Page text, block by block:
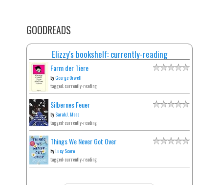
GOODREADS
Elizzy's bookshelf: currently-reading
Farm der Tiere
byGeorge Orwell
tagged: currently-reading
Silbernes Feuer
by Sarah J. Maas
tagged: currently-reading
Things We Never Got Over
byLucy Score
tagged: currently-reading